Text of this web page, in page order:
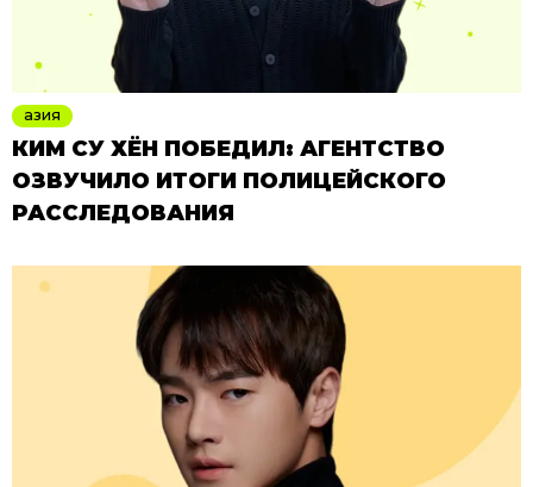
азия
КИМ СУ ХЁН ПОБЕДИЛ: АГЕНТСТВО
ОЗВУЧИЛО ИТОГИ ПОЛИЦЕЙСКОГО
РАССЛЕДОВАНИЯ